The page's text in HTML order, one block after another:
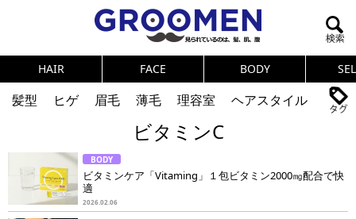
HAIR FACE BODY
髪型 ヒゲ 眉毛 薄毛 理容室
ヘアスタイル
ニオイ
連載
メンズコスメ
NEWS PICK UP 筋肉
女の本音
テストステロン
海外セレブ
ビタミンC
BODY
ビタミンケア「Vitaming」１包ビタミン2000㎎配合で快
適
2026.02.06